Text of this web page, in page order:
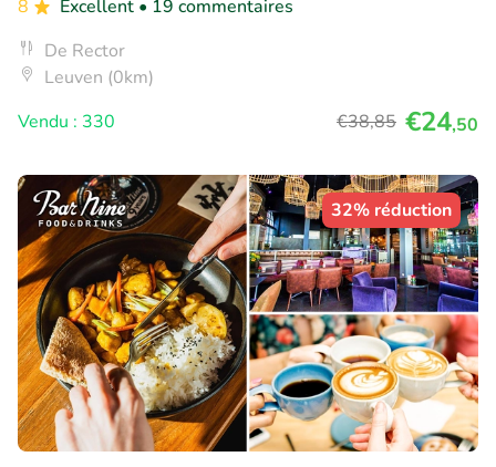
8
Excellent • 19 commentaires
De Rector
Leuven (0km)
Vendu : 330
€38,85 €24,50
32% réduction